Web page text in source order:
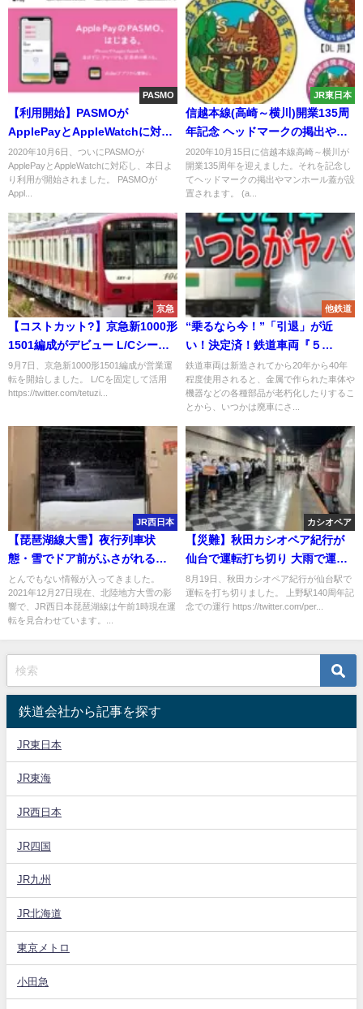
PASMO
【利用開始】PASMOが
ApplePayとAppleWatchに対応
定期券も使える
2020年10月6日、ついにPASMOが
ApplePayとAppleWatchに対応し、本日よ
り利用が開始されました。 PASMOが
Appl...
JR東日本
信越本線(高崎～横川)開業135周
年記念 ヘッドマークの掲出やマ
ンホール蓋を設置 文化むらでは
特別車内公開も
2020年10月15日に信越本線高崎～横川が
開業135周年を迎えました。それを記念し
てヘッドマークの掲出やマンホール蓋が設
置されます。 (a...
京急
【コストカット?】京急新1000形
1501編成がデビュー L/Cシート
なのに固定? 驚きのマイナーチェ
ンジが
9月7日、京急新1000形1501編成が営業運
転を開始しました。 L/Cを固定して活用
https://twitter.com/tetuzi...
他鉄道
“乗るなら今！”「引退」が近
い！決定済！鉄道車両『５
選』 21年春
鉄道車両は新造されてから20年から40年
程度使用されると、金属で作られた車体や
機器などの各種部品が老朽化したりするこ
とから、いつかは廃車にさ...
JR西日本
【琵琶湖線大雪】夜行列車状
態・雪でドア前がふさがれる・
孤立
とんでもない情報が入ってきました。
2021年12月27日現在、北陸地方大雪の影
響で、JR西日本琵琶湖線は午前1時現在運
転を見合わせています。...
カシオペア
【災難】秋田カシオペア紀行が
仙台で運転打ち切り 大雨で運転
見合わせ 撮り鉄乱入で緊急停車
も
8月19日、秋田カシオペア紀行が仙台駅で
運転を打ち切りました。 上野駅140周年記
念での運行 https://twitter.com/per...
鉄道会社から記事を探す
JR東日本
JR東海
JR西日本
JR四国
JR九州
JR北海道
東京メトロ
小田急